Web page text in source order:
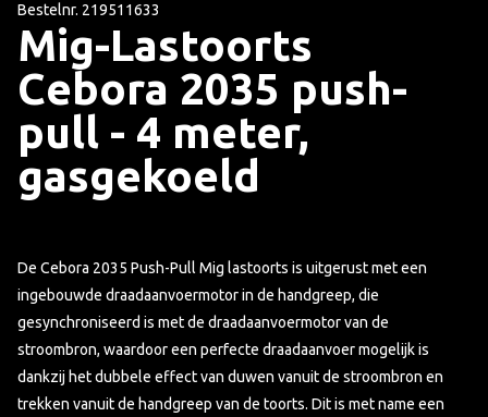
Bestelnr. 219511633
Mig-Lastoorts
Cebora 2035 push-
pull - 4 meter,
gasgekoeld
De Cebora 2035 Push-Pull Mig lastoorts is uitgerust met een
ingebouwde draadaanvoermotor in de handgreep, die
gesynchroniseerd is met de draadaanvoermotor van de
stroombron, waardoor een perfecte draadaanvoer mogelijk is
dankzij het dubbele effect van duwen vanuit de stroombron en
trekken vanuit de handgreep van de toorts. Dit is met name een